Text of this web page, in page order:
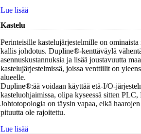
Lue lisää
Kastelu
Perinteisille kastelujärjestelmille on
kallis johdotus. Dupline®-kenttäväylä
asennuskustannuksia ja lisää joustavuutta
kastelujärjestelmissä, joissa venttiilit on
alueelle.
Dupline®:ää voidaan käyttää etä-I/O-
kasteluohjaimissa, olipa kyseessä sitten
Johtotopologia on täysin vapaa, eikä
pituutta ole rajoitettu.
Lue lisää